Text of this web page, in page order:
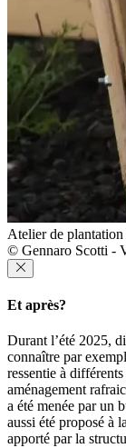
Atelier de
© Gennaro Scotti -
Et après?
Durant l’été 2025,
connaître par
ressentie à
aménagement
a été menée par un
aussi été proposé à
apporté par la